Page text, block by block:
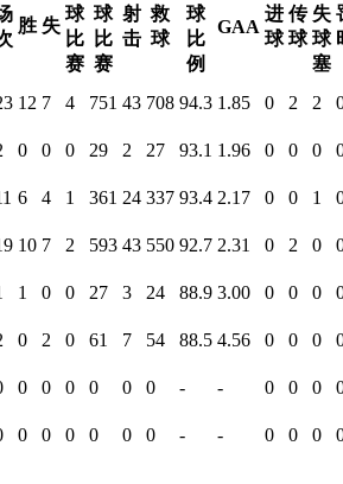
胜 失
球
比
赛
球
比
赛
射
击
救
球
球
比
例
GAA
进
球
传
球
失
球
塞
12 7 4 751 43 708 94.3 1.85 0 2 2
0 0 0 29 2 27 93.1 1.96 0 0 0
6 4 1 361 24 337 93.4 2.17 0 0 1
10 7 2 593 43 550 92.7 2.31 0 2 0
1 0 0 27 3 24 88.9 3.00 0 0 0
0 2 0 61 7 54 88.5 4.56 0 0 0
0 0 0 0 0 0 - - 0 0 0
0 0 0 0 0 0 - - 0 0 0